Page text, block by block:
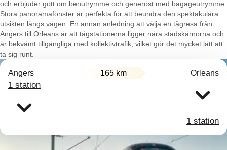
och erbjuder gott om benutrymme och generöst med bagageutrymme.
Stora panoramafönster är perfekta för att beundra den spektakulära
utsikten längs vägen. En annan anledning att välja en tågresa från
Angers till Orleans är att tågstationerna ligger nära stadskärnorna och
är bekvämt tillgängliga med kollektivtrafik, vilket gör det mycket lätt att
ta sig runt.
Angers 165 km Orleans
1 station
1 station